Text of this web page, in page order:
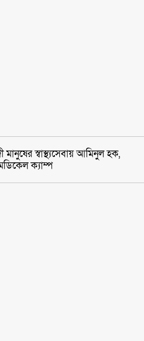
মানুষের স্বাস্থ্যসেবায় আমিনুল হক,
ক্যাম্প